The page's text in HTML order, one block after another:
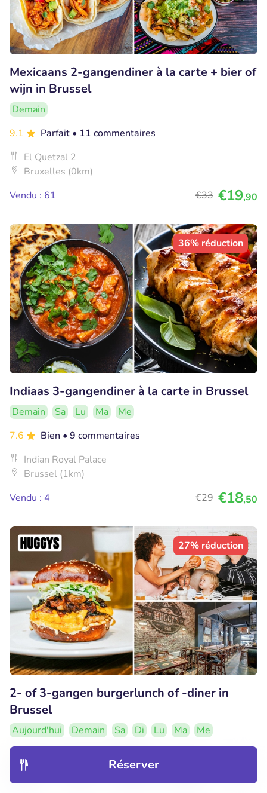
Réserver
Mexicaans 2-gangendiner à la carte + bier of
wijn in Brussel
Demain
9.1
Parfait • 11 commentaires
El Quetzal 2
Bruxelles (0km)
Vendu : 61
€33 €19,90
36% réduction
Indiaas 3-gangendiner à la carte in Brussel
Demain Sa Lu Ma
Me
7.6
Bien • 9 commentaires
Indian Royal Palace
Brussel (1km)
Vendu : 4
€29 €18,50
27% réduction
2- of 3-gangen burgerlunch of -diner in
Brussel
Aujourd'hui Demain Sa Di Lu Ma
Me
10